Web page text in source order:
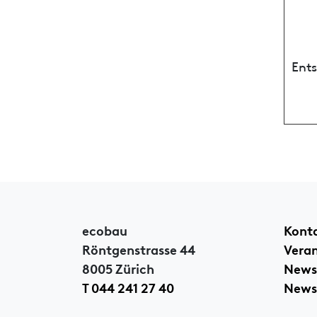
ecobau
Röntgenstrasse 44
8005 Zürich
T 044 241 27 40
News